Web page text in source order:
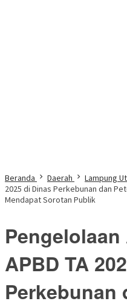
Beranda Daerah Lampung
2025 di Dinas Perkebunan dan
Mendapat Sorotan Publik
APBD TA
Perkebunan